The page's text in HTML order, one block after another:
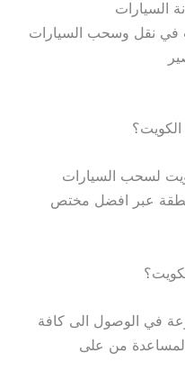
السيارات
في نقل وسحب السيارات
لسحب السيارات
عبر افضل مختص
في الوصول الى كافة
من على